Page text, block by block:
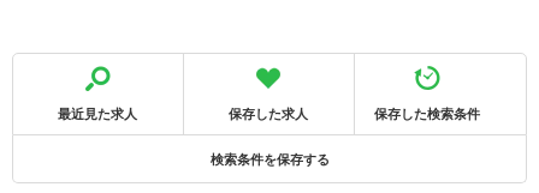
最近見た求人 保存した求人 保存した検索条件
検索条件を保存する